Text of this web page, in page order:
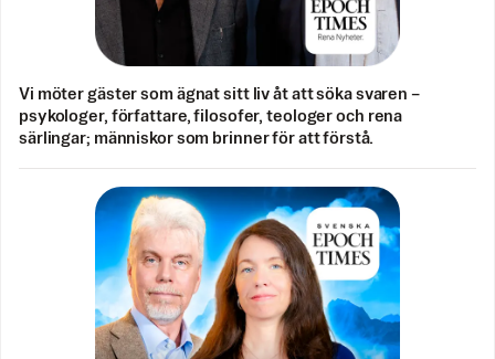
Vi möter gäster som ägnat sitt liv åt att söka svaren –
psykologer, författare, filosofer, teologer och rena
särlingar; människor som brinner för att förstå.